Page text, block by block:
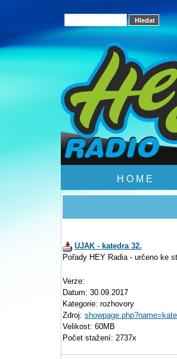
H O M E
UJAK - katedra 32.
Pořady HEY Radia - určeno ke
Verze:
Datum: 30.09.2017
Kategorie: rozhovory
Zdroj:
Velikost: 60MB
Počet stažení: 2737x